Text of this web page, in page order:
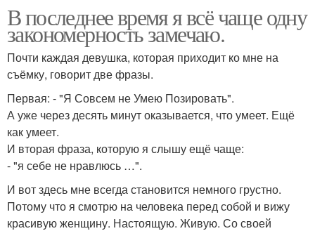
В последнее время я всё чаще одну
закономерность замечаю.
Почти каждая девушка, которая приходит ко мне на
съёмку, говорит две фразы.
Первая: - "Я Совсем не Умею Позировать".
А уже через десять минут оказывается, что умеет. Ещё
как умеет.
И вторая фраза, которую я слышу ещё чаще:
- "я себе не нравлюсь …".
И вот здесь мне всегда становится немного грустно.
Потому что я смотрю на человека перед собой и вижу
красивую женщину. Настоящую. Живую. Со своей